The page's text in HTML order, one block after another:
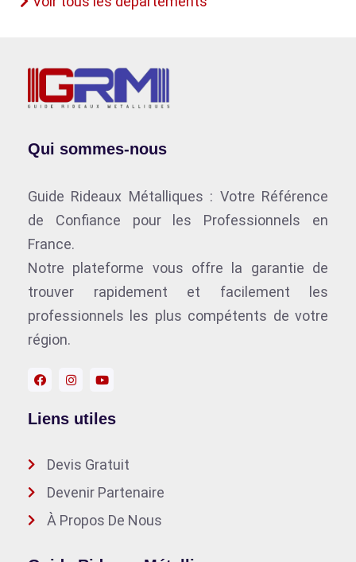
Qui sommes-nous
Guide Rideaux Métalliques : Votre Référence
de Confiance pour les Professionnels en
France.
Notre plateforme vous offre la garantie de
trouver rapidement et facilement les
professionnels les plus compétents de votre
région.
Liens utiles
Devis Gratuit
Devenir Partenaire
À Propos De Nous